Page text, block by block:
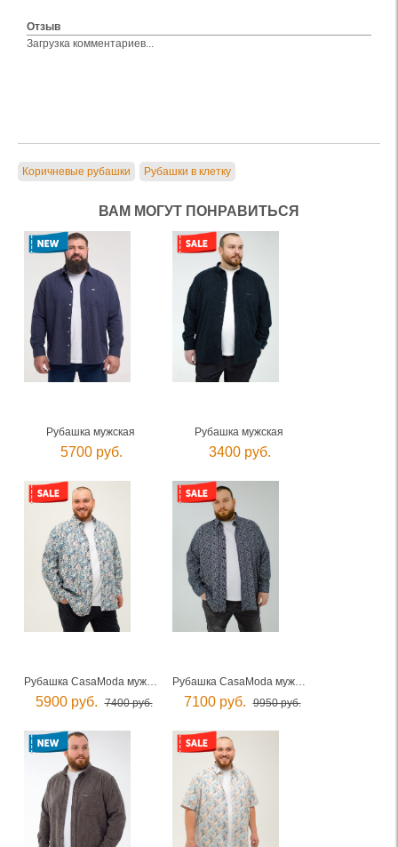
Отзыв
Загрузка комментариев...
Коричневые рубашки Рубашки в клетку
ВАМ МОГУТ ПОНРАВИТЬСЯ
Рубашка мужская
5700 руб.
Рубашка мужская
3400 руб.
Рубашка CasaModa мужская
5900 руб. 7400 руб.
Рубашка CasaModa мужская
7100 руб. 9950 руб.